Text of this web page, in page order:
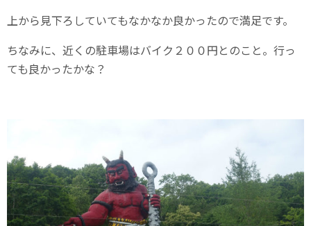
上から見下ろしていてもなかなか良かったので満足です。
ちなみに、近くの駐車場はバイク２００円とのこと。行っ
ても良かったかな？